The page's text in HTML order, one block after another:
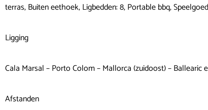
terras, Buiten eethoek, Ligbedden: 8, Portable bbq,
Ligging
Cala Marsal – Porto Colom – Mallorca (zuidoost) – Ballearic
Afstanden